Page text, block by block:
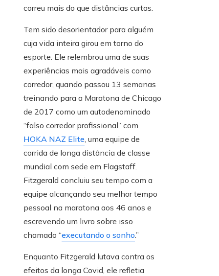
correu mais do que distâncias curtas.
Tem sido desorientador para alguém
cuja vida inteira girou em torno do
esporte. Ele relembrou uma de suas
experiências mais agradáveis ​​como
corredor, quando passou 13 semanas
treinando para a Maratona de Chicago
de 2017 como um autodenominado
“falso corredor profissional” com
HOKA NAZ Elite, uma equipe de
corrida de longa distância de classe
mundial com sede em Flagstaff.
Fitzgerald concluiu seu tempo com a
equipe alcançando seu melhor tempo
pessoal na maratona aos 46 anos e
escrevendo um livro sobre isso
chamado “executando o sonho.”
Enquanto Fitzgerald lutava contra os
efeitos da longa Covid, ele refletia